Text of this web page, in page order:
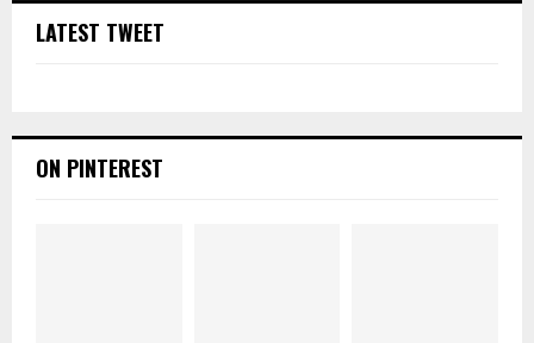
LATEST TWEET
ON PINTEREST